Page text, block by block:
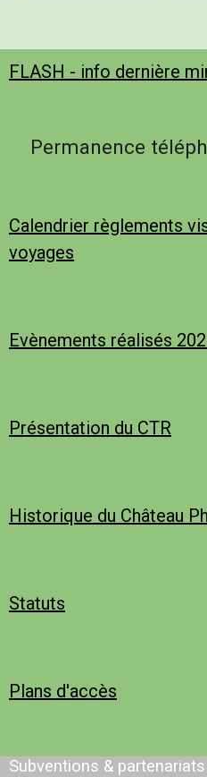
FLASH - info dernière
Permanence
Calendrier règlements
voyages
Evènements réalisés
Présentation du CTR
Historique du Château
Statuts
Plans d'accès
Subventions & partenariats